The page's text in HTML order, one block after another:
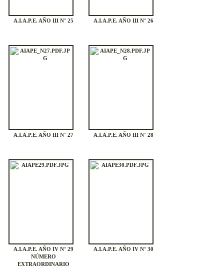
A.I.A.P.E. AÑO III N° 25 A.I.A.P.E. AÑO III N° 26
A.I.A.P.E. AÑO III N° 27 A.I.A.P.E. AÑO III N° 28
A.I.A.P.E. AÑO IV N° 29
NÚMERO
EXTRAORDINARIO
A.I.A.P.E. AÑO IV N° 30